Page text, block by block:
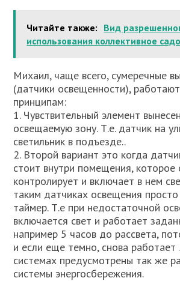
Читайте также: Вид
использования коллективное
Михаил, чаще всего, сумеречные
(датчики освещенности),
принципам:
1. Чувствительный элемент
освещаемую зону. Т.е. датчик на
светильник в подъезде..
2. Второй вариант это когда
стоит внутри помещения, которое
контролирует и включает в нем
таким датчиках освещения просто
таймер. Т.е при недостаточной
включается свет и работает
например 5 часов до рассвета,
и если еще темно, снова работает
системах предусмотрены так же
системы энергосбережения.